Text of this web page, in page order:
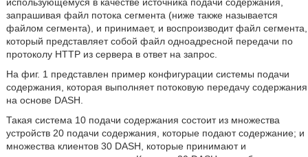
запрашивая файл потока сегмента (ниже также называется
файлом сегмента), и принимает, и воспроизводит файл сегмента,
который представляет собой файл одноадресной передачи по
протоколу HTTP из сервера в ответ на запрос.
На фиг. 1 представлен пример конфигурации системы подачи
содержания, которая выполняет потоковую передачу содержания
на основе DASH.
Такая система 10 подачи содержания состоит из множества
устройств 20 подачи содержания, которые подают содержание; и
множества клиентов 30 DASH, которые принимают и